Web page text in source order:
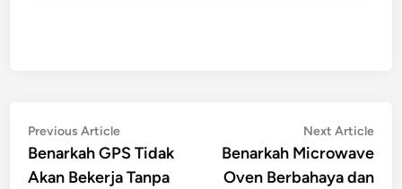
Post
navigation
Previous ArticlePrevious
article:
Benarkah GPS Tidak
Akan Bekerja Tanpa
Next Article
Benarkah Microwave
Oven Berbahaya dan